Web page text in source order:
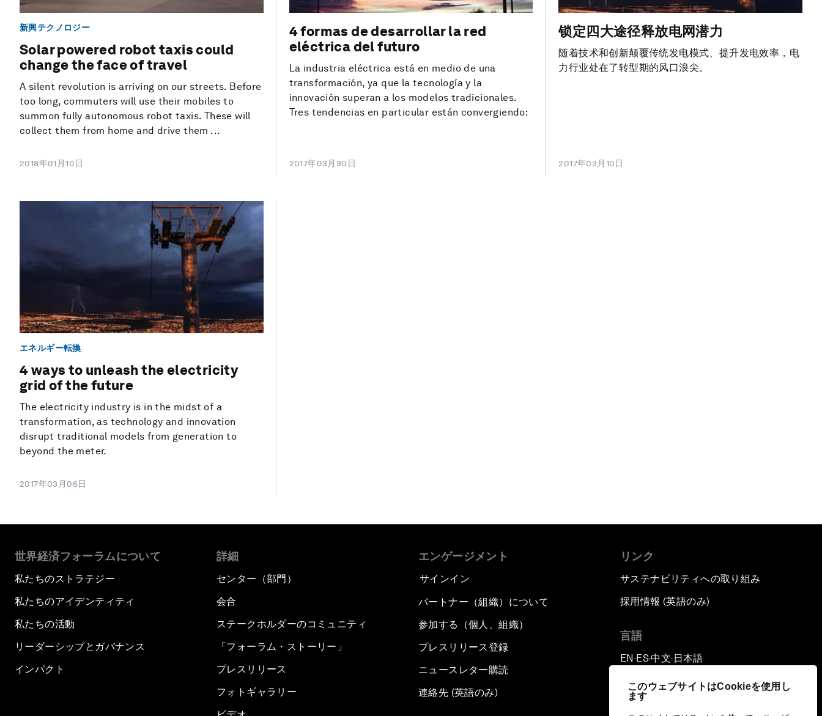
このウェブサイトはCookieを使用し
ます
新興テクノロジー
Solar powered robot taxis could
change the face of travel
A silent revolution is arriving on our streets. Before
too long, commuters will use their mobiles to
summon fully autonomous robot taxis. These will
collect them from home and drive them ...
2018年01月10日
4 formas de desarrollar la red
eléctrica del futuro
La industria eléctrica está en medio de una
transformación, ya que la tecnología y la
innovación superan a los modelos tradicionales.
Tres tendencias en particular están convergiendo:
2017年03月30日
锁定四大途径释放电网潜力
随着技术和创新颠覆传统发电模式、提升发电效率，电
力行业处在了转型期的风口浪尖。
2017年03月10日
エネルギー転換
4 ways to unleash the electricity
grid of the future
The electricity industry is in the midst of a
transformation, as technology and innovation
disrupt traditional models from generation to
beyond the meter.
2017年03月06日
世界経済フォーラムについて
私たちのストラテジー
私たちのアイデンティティ
私たちの活動
リーダーシップとガバナンス
インパクト
詳細
センター（部門）
会合
ステークホルダーのコミュニティ
「フォーラム・ストーリー」
プレスリリース
フォトギャラリー
エンゲージメント
サインイン
パートナー（組織）について
参加する（個人、組織）
プレスリリース登録
ニュースレター購読
連絡先 (英語のみ)
リンク
サステナビリティへの取り組み
採用情報 (英語のみ)
言語
EN ▪ES▪中文▪ 日本語